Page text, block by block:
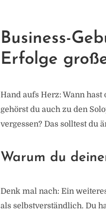
Business-
Erfolge
Hand aufs Herz: Wann hast
gehörst du auch zu den
vergessen? Das solltest du
Warum du
Denk mal nach: Ein
als selbstverständlich. Du